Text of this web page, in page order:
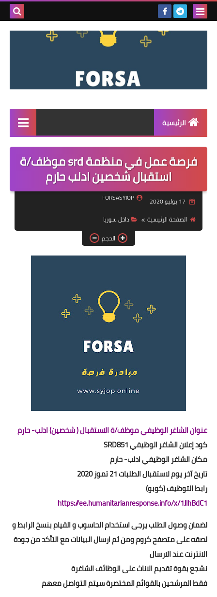
بحث
الرئيسية
القائمة
مناقصات
فرص عمل داخل سوريا
فرص عمل في العراق
فرص عمل في اليمن
دورات تدريبية
فرصة عمل في منظمة srd موظف/ة
استقبال شخصين ادلب حارم
FORSASYJOP
الصفحة الرئيسية
داخل سوريا
الحجم
عنوان الشاغر الوظيفي موظف/ة الاستقبال ( شخصين) ادلب- حارم
كود إعلان الشاغر الوظيفي SRD851
مكان الشاغر الوظيفي ادلب- حارم
تاريخ آخر يوم لاستقبال الطلبات 21 تموز 2020
رابط التوظيف (كوبو)
https://ee.humanitarianresponse.info/x/1JlhBdC1
لضمان وصول الطلب يرجى استخدام الحاسوب و القيام بنسخ الرابط و
لصقه على متصفح كروم ومن ثم ارسال البيانات مع التأكد من جودة
الانترنت عند الارسال
نشجع بقوة تقديم الاناث على الوظائف الشاغرة
فقط المرشحين بالقوائم المختصرة سيتم التواصل معهم